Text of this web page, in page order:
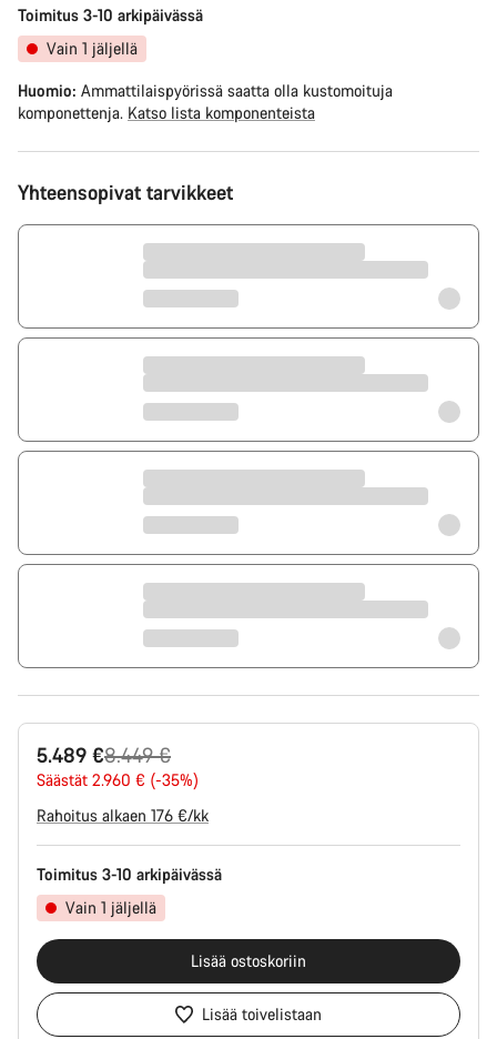
värimuutoksia. Kaikki komponentit kuitenkin toimivat
moitteettomasti.
Toimitus 3-10 arkipäivässä
Vain 1 jäljellä
Huomio: Ammattilaispyörissä saatta olla kustomoituja
komponettenja. Katso lista komponenteista
Yhteensopivat tarvikkeet
5.489 €
Alkuperäinen
hinta
8.449 €
Säästät 2.960 € (-35%)
Rahoitus alkaen 176 €/kk
Toimitus 3-10 arkipäivässä
Vain 1 jäljellä
Lisää ostoskoriin
Lisää toivelistaan